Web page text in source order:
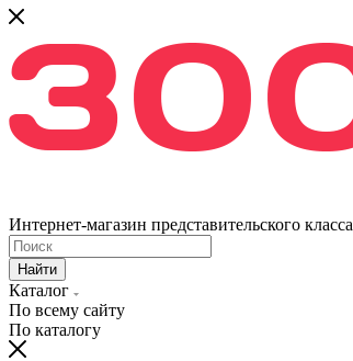
Интернет-магазин представительского класса
Найти
Каталог
По всему сайту
По каталогу